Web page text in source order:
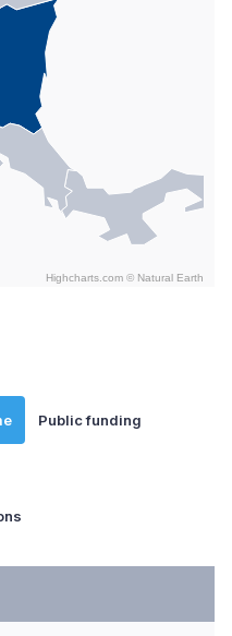
Highcharts.com © Natural Earth
Public funding